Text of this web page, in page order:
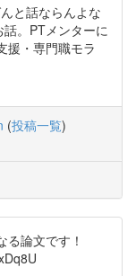
と話ならんよな
。PTメンターに
援・専門職モラ
(投稿一覧)
論文です！